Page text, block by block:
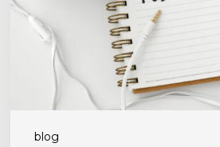
blog
stratégie